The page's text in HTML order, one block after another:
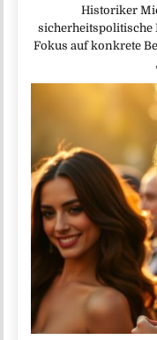
Historiker
sicherheitspolitische
Fokus auf konkrete